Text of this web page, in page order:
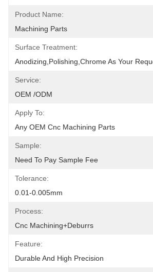
Product Name:
Machining Parts
Surface Treatment:
Anodizing,polishing,chrome As Your
Service:
OEM /ODM
Apply To:
Any OEM Cnc Machining Parts
Sample:
Need To Pay Sample Fee
Tolerance:
0.01-0.005mm
Process:
Cnc Machining+deburrs
Feature:
Durable And High Precision